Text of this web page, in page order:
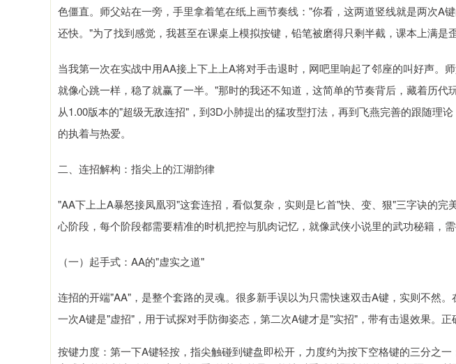
色僵直。师父站在一旁，手里拿着笔在纸上画节奏线："你看，这两道竖线就是两次A
还快。"为了找到感觉，我甚至在课桌上模拟按键，铅笔被磨得只剩半截，课本上满是
当我第一次在实战中用AA接上下上上A将对手击退时，网吧里响起了邻座的叫好声。
就像心跳一样，稳了就赢了一半。"那时的我还不知道，这简单的节奏背后，藏着历
从1.00版本的"超级无敌连招"，到3D小肺提出的猛攻型打法，再到飞燕完善的跟随理
的执着与热爱。
二、连招解构：指尖上的江湖韵律
"AA下上上A暴怒接凤凰羽"这套连招，看似复杂，实则是匕首"快、变、狠"三字诀的完
心阶段，每个阶段都需要精准的时机把控与肌肉记忆，就像武侠小说里的武功秘籍，需
（一）起手式：AA的"虚实之道"
连招的开端"AA"，是整个套路的灵魂。很多新手误以为只需快速双击A键，实则不然
一次A键是"虚招"，用于试探对手防御姿态，第二次A键才是"实招"，带有击退效果。正
按键力度：第一下A键轻按，指尖触碰到键盘即松开，力度约为按下空格键的三分之